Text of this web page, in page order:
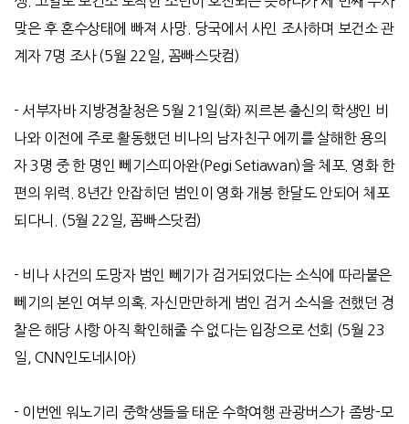
맞은 후 혼수상태에 빠져 사망. 당국에서 사인 조사하며 보건소 관
계자7명 조사(5월 22일, 꼼빠스닷컴)
- 서부자바 지방경찰청은5월 21 일(화)찌르본 출신의 학생인 비
나와 이전에 주로 활동했던 비나의 남자친구 에끼를 살해한 용의
자3명 중 한 명인 뻬기스띠아완(Pegi Setiawan)을 체포. 영화 한
편의 위력
. 8년간 안잡히던 범인이 영화 개봉 한달도 안되어 체포
되다니
. (5월 22일, 꼼빠스닷컴)
- 비나 사건의 도망자 범인 뻬기가 검거되었다는 소식에 따라붙은
뻬기의 본인 여부 의혹. 자신만만하게 범인 검거 소식을 전했던 경
찰은 해당 사항 아직 확인해줄 수 없다는 입장으로 선회 (5월 23
일, CNN인도네시아)
- 이번엔 워노기리 중학생들을 태운 수학여행 관광버스가 좀방-모